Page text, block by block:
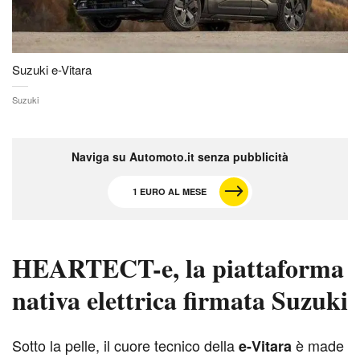
Suzuki e-Vitara
Suzuki
Naviga su Automoto.it senza pubblicità
1 EURO AL MESE
HEARTECT-e, la piattaforma
nativa elettrica firmata Suzuki
Sotto la pelle, il cuore tecnico dellae-Vitaraè made